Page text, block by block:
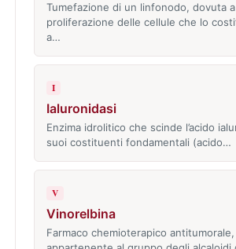
Tumefazione di un linfonodo, dovuta a
proliferazione delle cellule che lo
a…
I
Ialuronidasi
Enzima idrolitico che scinde l’acido
suoi costituenti fondamentali (acido…
V
Vinorelbina
Farmaco chemioterapico antitumorale,